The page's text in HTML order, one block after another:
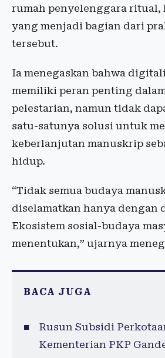
rumah penyelenggara ritual,
yang menjadi bagian dari
tersebut.
Ia menegaskan bahwa
memiliki peran penting
pelestarian, namun tidak
satu-satunya solusi untuk
keberlanjutan manuskrip
hidup.
“Tidak semua budaya
diselamatkan hanya dengan
Ekosistem sosial-budaya
menentukan,” ujarnya
BACA JUGA
Rusun Subsidi
Kementerian PKP